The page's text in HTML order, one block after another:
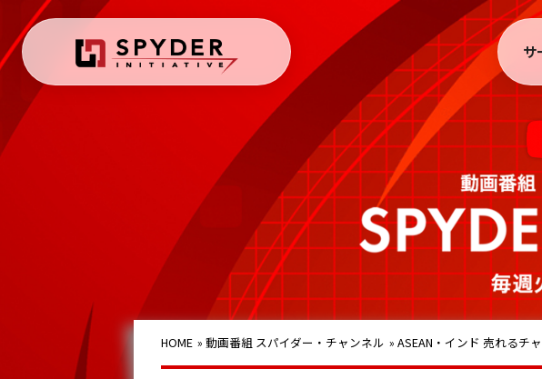
サ
HOME » 動画番組 スパイダー・チャンネル » ASEAN・インド 売れるチ